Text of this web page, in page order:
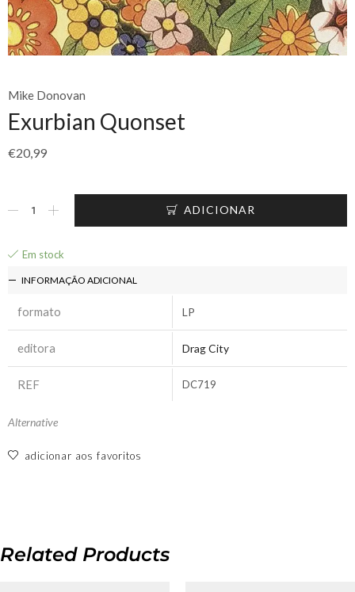
Mike Donovan
Exurbian Quonset
€20,99
ADICIONAR
Em stock
INFORMAÇÃO ADICIONAL
formato LP
editora Drag City
REF DC719
Alternative
adicionar aos favoritos
Related Products